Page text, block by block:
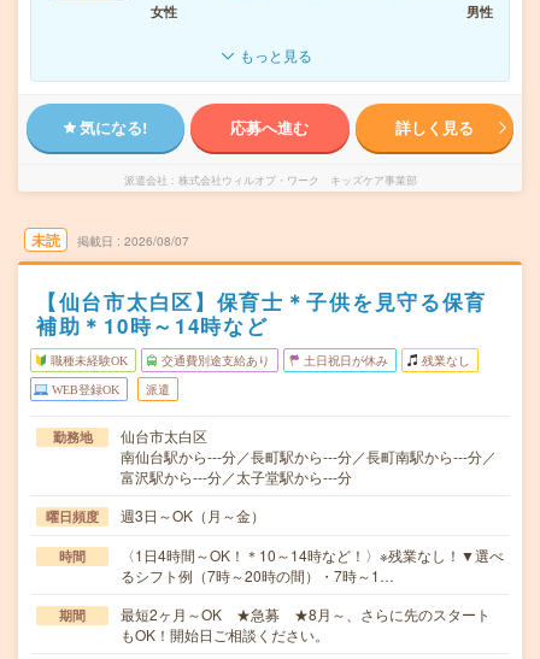
女性
男性
もっと見る
気になる! 応募へ進む 詳しく見る
派遣会社 株式会社ウィルオブ・ワーク キッズケア事業部
未読 掲載日 2026/08/07
【仙台市太白区】保育士＊子供を見守る保育
補助＊10時～14時など
職種未経験OK 交通費別途支給あり 土日祝日が休み 残業なし
WEB登録OK 派遣
勤務地
仙台市太白区
南仙台駅から---分／長町駅から---分／長町南駅から---分／
富沢駅から---分／太子堂駅から---分
曜日頻度 週3日～OK（月～金）
時間
〈1日4時間～OK！＊10～14時など！〉※残業なし！▼選べ
るシフト例（7時～20時の間）・7時～1…
期間
最短2ヶ月～OK ★急募 ★8月～、さらに先のスタート
もOK！開始日ご相談ください。